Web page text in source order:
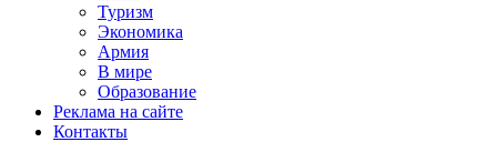
Туризм
Экономика
Армия
В мире
Образование
Реклама на сайте
Контакты